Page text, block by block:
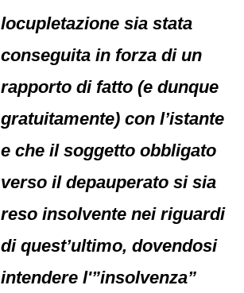
locupletazione sia stata
conseguita in forza di un
rapporto di fatto (e dunque
gratuitamente) con l’istante
e che il soggetto obbligato
verso il depauperato si sia
reso insolvente nei riguardi
di quest’ultimo, dovendosi
intendere l'”insolvenza”